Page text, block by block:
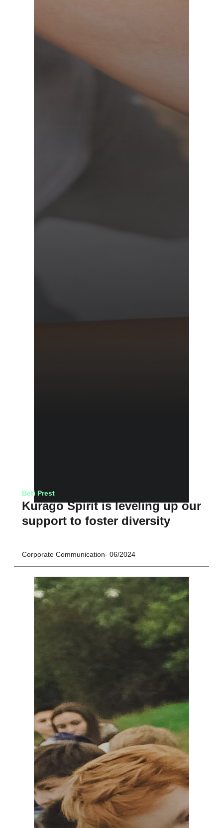
Beti Prest
Kurago Spirit is leveling up our
support to foster diversity
Corporate Communication 06/2024